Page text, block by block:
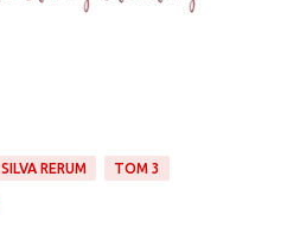
SILVA RERUM TOM 3